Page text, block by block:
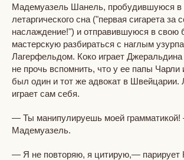
Мадемуазель Шанель, пробудившуюся в
летаргического сна ("первая сигарета за
наслаждение!") и отправившуюся в
мастерскую разбираться с наглым
Лагерфельдом. Коко играет Джеральдина
не прочь вспомнить, что у ее папы
был один и тот же адвокат в Швейцарии.
играет сам себя.
— Ты манипулируешь моей грамматикой!
Мадемуазель.
— Я не повторяю, я цитирую,— парирует